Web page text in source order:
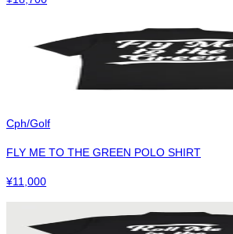
Cph/Golf
FLY ME TO THE GREEN POLO SHIRT
¥11,000